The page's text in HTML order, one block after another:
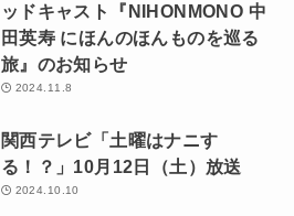
ッドキャスト『NIHONMONO 中
田英寿 にほんのほんものを巡る
旅』のお知らせ
2024.11.8
関西テレビ「土曜はナニす
る！？」10月12日（土）放送
2024.10.10